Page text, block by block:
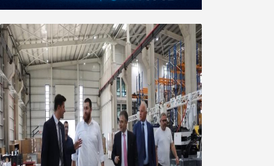
Marmara OSB Müteşebbis Heyeti
Toplantısı gerçekleştirildi